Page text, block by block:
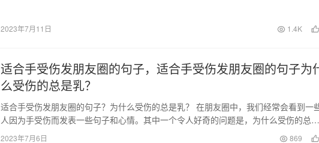
2023年7月11日 1.4K
适合手受伤发朋友圈的句子，适合手受伤发朋友圈的句子为
么受伤的总是乳？
适合手受伤发朋友圈的句子？为什么受伤的总是乳？ 在朋友圈中，我们经常会看到一
人因为手受伤而发表一些句子和心情。其中一个令人好奇的问题是，为什么受伤的总是
乳？本文将探讨这个问题，并…
2023年7月6日 869